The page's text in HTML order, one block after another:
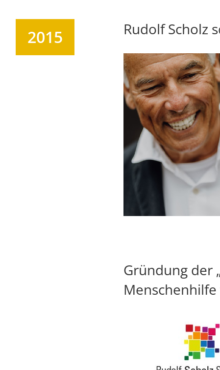
2015 Rudolf Scholz
Gründung der